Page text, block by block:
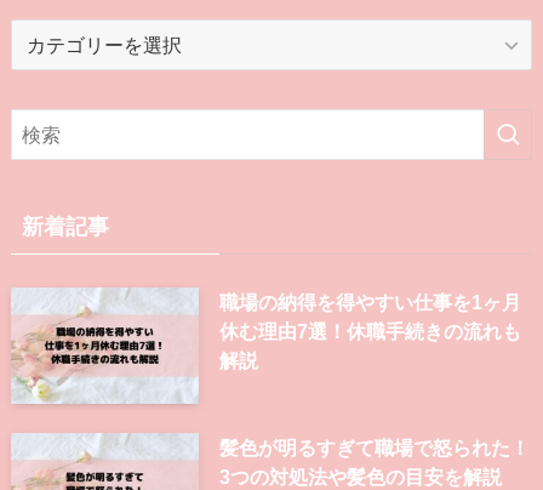
リ
新着記事
職場の納得を得やすい仕事を1ヶ月
休む理由7選！休職手続きの流れも
解説
髪色が明るすぎて職場で怒られた！
3つの対処法や髪色の目安を解説